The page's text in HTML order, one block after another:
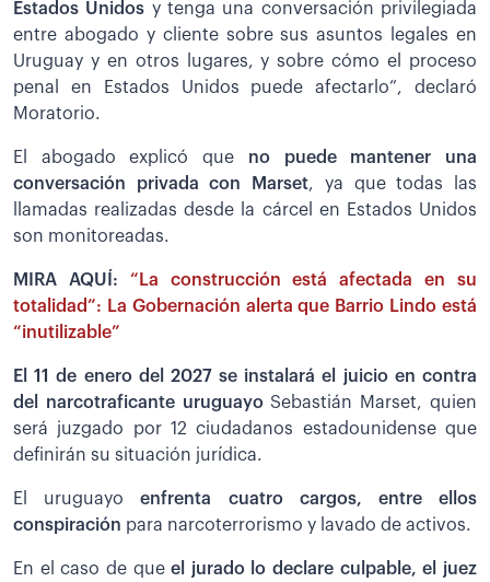
Estados Unidos y tenga una conversación privilegiada
entre abogado y cliente sobre sus asuntos legales en
Uruguay y en otros lugares, y sobre cómo el proceso
penal en Estados Unidos puede afectarlo”, declaró
Moratorio.
El abogado explicó que no puede mantener una
conversación privada con Marset, ya que todas las
llamadas realizadas desde la cárcel en Estados Unidos
son monitoreadas.
MIRA AQUÍ: “La construcción está afectada en su
totalidad”: La Gobernación alerta que Barrio Lindo está
“inutilizable”
El 11 de enero del 2027 se instalará el juicio en contra
del narcotraficante uruguayoSebastián Marset, quien
será juzgado por 12 ciudadanos estadounidense que
definirán su situación jurídica.
El uruguayoenfrenta cuatro cargos, entre ellos
conspiración para narcoterrorismo y lavado de activos.
En el caso de queel jurado lo declare culpable, el juez